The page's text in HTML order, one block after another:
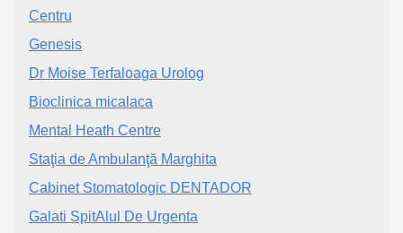
Centru
Genesis
Dr Moise Terfaloaga Urolog
Bioclinica micalaca
Mental Heath Centre
Staţia de Ambulanţă Marghita
Cabinet Stomatologic DENTADOR
Galati SpitAlul De Urgenta